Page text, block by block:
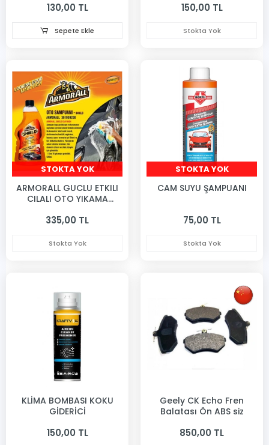
130,00 TL
Sepete Ekle
150,00 TL
Stokta Yok
STOKTA YOK
ARMORALL GUCLU ETKILI
CILALI OTO YIKAMA
335,00 TL
Stokta Yok
STOKTA YOK
CAM SUYU ŞAMPUANI
75,00 TL
Stokta Yok
KLİMA BOMBASI KOKU
GİDERİCİ
150,00 TL
Geely CK Echo Fren
Balatası Ön ABS siz
850,00 TL